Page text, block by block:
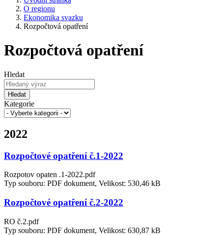
O regionu
Ekonomika svazku
Rozpočtová opatření
Rozpočtová opatření
Hledat
Hledat
Kategorie
2022
Rozpočtové opatření č.1-2022
Rozpotov opaten .1-2022.pdf
Typ souboru: PDF dokument, Velikost: 530,46 kB
Rozpočtové opatření č.2-2022
RO č.2.pdf
Typ souboru: PDF dokument, Velikost: 630,87 kB